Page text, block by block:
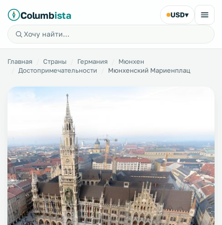
Columbista USD▾
Главная Страны Германия
Мюнхен
Достопримечательности
Мюнхенский Мариенплац